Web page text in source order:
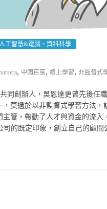
工智慧&電腦、資料科學
, 中國百度, 線上學習, 非監督式
同創辦人，吳恩達更曾先後
莫過於以非監督式學習方法
管，帶動了人才與資金的流
的既定印象，創立自己的顧問